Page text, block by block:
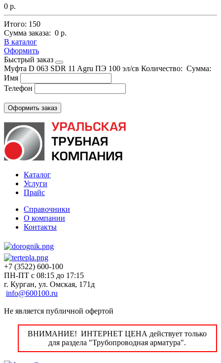
0 р.
Итого: 150
Сумма заказа: 0 р.
В каталог
Оформить
Быстрый заказ
Муфта D 063 SDR 11 Agru ПЭ 100 эл/св Количество: Сумма:
Имя
Телефон
Каталог
Услуги
Прайс
Справочники
О компании
Контакты
+7 (3522) 600-100
ПН-ПТ с 08:15 до 17:15
г. Курган, ул. Омская, 171д
info@600100.ru
Не является публичной офертой
ВНИМАНИЕ! ИНТЕРНЕТ ЦЕНА действует только
для раздела "Трубопроводная арматура".